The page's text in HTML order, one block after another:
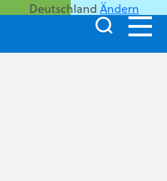
Deutschland Ändern